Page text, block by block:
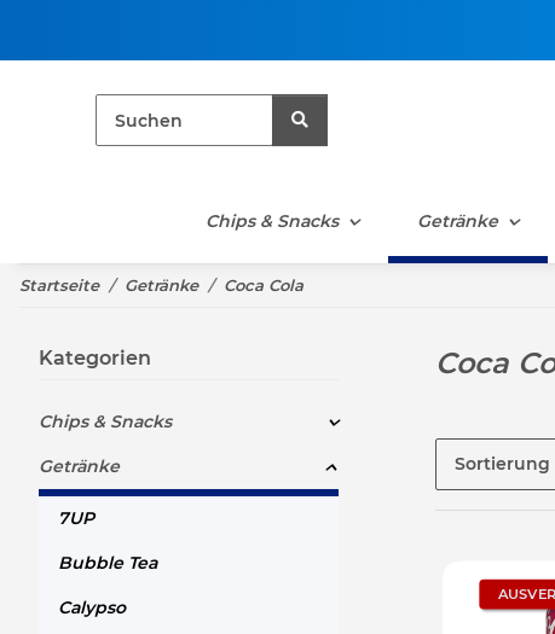
Chips & Snacks Getränke
Startseite Getränke Coca Cola
Coca
Sortierung
Kategorien
Chips & Snacks
Getränke
7UP
Bubble Tea
Calypso